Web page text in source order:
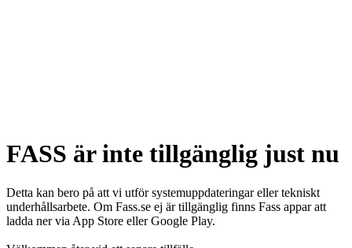
FASS är inte tillgänglig just nu
Detta kan bero på att vi utför systemuppdateringar eller tekniskt
underhållsarbete. Om Fass.se ej är tillgänglig finns Fass appar att
ladda ner via App Store eller Google Play.